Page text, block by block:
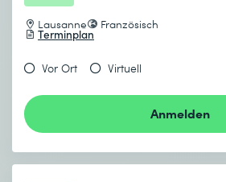
Lausanne Französisch
Terminplan
Vor Ort Virtuell
Anmelden